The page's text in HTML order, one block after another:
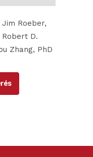
Roeber,
Robert D.
Zhang, PhD